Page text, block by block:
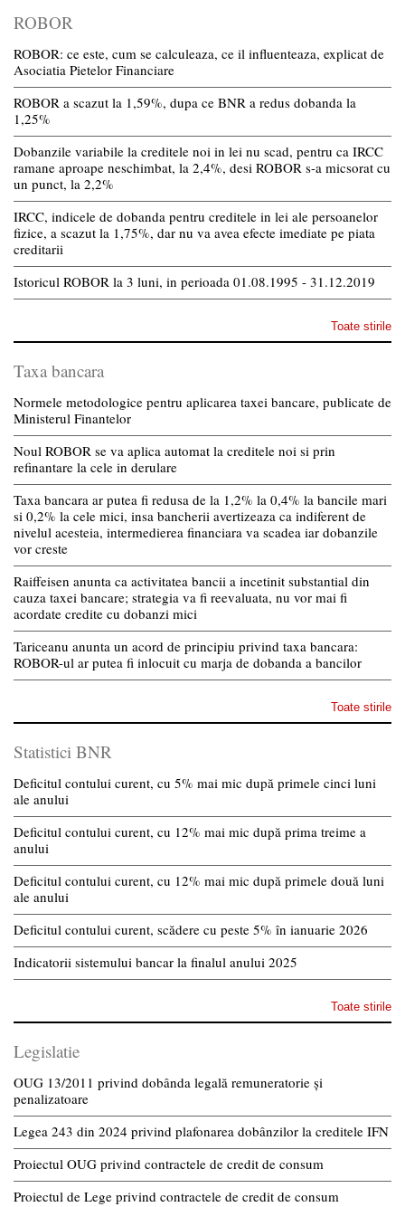
ROBOR
ROBOR: ce este, cum se calculeaza, ce il influenteaza, explicat de
Asociatia Pietelor Financiare
ROBOR a scazut la 1,59%, dupa ce BNR a redus dobanda la
1,25%
Dobanzile variabile la creditele noi in lei nu scad, pentru ca IRCC
ramane aproape neschimbat, la 2,4%, desi ROBOR s-a micsorat cu
un punct, la 2,2%
IRCC, indicele de dobanda pentru creditele in lei ale persoanelor
fizice, a scazut la 1,75%, dar nu va avea efecte imediate pe piata
creditarii
Istoricul ROBOR la 3 luni, in perioada 01.08.1995 - 31.12.2019
Toate stirile
Taxa bancara
Normele metodologice pentru aplicarea taxei bancare, publicate de
Ministerul Finantelor
Noul ROBOR se va aplica automat la creditele noi si prin
refinantare la cele in derulare
Taxa bancara ar putea fi redusa de la 1,2% la 0,4% la bancile mari
si 0,2% la cele mici, insa bancherii avertizeaza ca indiferent de
nivelul acesteia, intermedierea financiara va scadea iar dobanzile
vor creste
Raiffeisen anunta ca activitatea bancii a incetinit substantial din
cauza taxei bancare; strategia va fi reevaluata, nu vor mai fi
acordate credite cu dobanzi mici
Tariceanu anunta un acord de principiu privind taxa bancara:
ROBOR-ul ar putea fi inlocuit cu marja de dobanda a bancilor
Toate stirile
Statistici BNR
Deficitul contului curent, cu 5% mai mic după primele cinci luni
ale anului
Deficitul contului curent, cu 12% mai mic după prima treime a
anului
Deficitul contului curent, cu 12% mai mic după primele două luni
ale anului
Deficitul contului curent, scădere cu peste 5% în ianuarie 2026
Indicatorii sistemului bancar la finalul anului 2025
Toate stirile
Legislatie
OUG 13/2011 privind dobânda legală remuneratorie și
penalizatoare
Legea 243 din 2024 privind plafonarea dobânzilor la creditele IFN
Proiectul OUG privind contractele de credit de consum
Proiectul de Lege privind contractele de credit de consum